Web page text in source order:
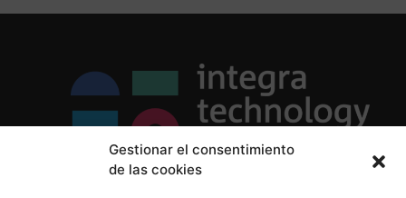
Gestionar el consentimiento
de las cookies